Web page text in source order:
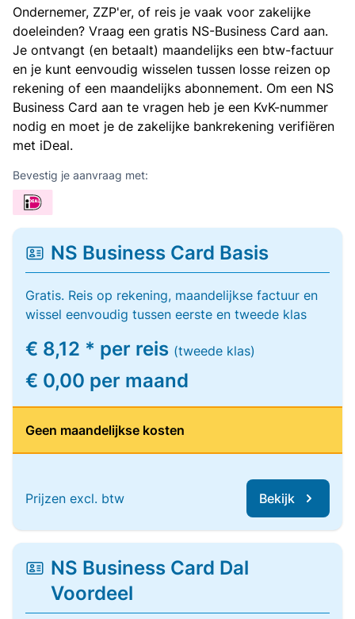
Ondernemer, ZZP'er, of reis je vaak voor zakelijke
doeleinden? Vraag een gratis NS-Business Card aan.
Je ontvangt (en betaalt) maandelijks een btw-factuur
en je kunt eenvoudig wisselen tussen losse reizen op
rekening of een maandelijks abonnement. Om een NS
Business Card aan te vragen heb je een KvK-nummer
nodig en moet je de zakelijke bankrekening verifiëren
met iDeal.
Bevestig je aanvraag met:
NS Business Card Basis
Gratis. Reis op rekening, maandelijkse factuur en
wissel eenvoudig tussen eerste en tweede klas
€ 8,12 * per reis (tweede klas)
€ 0,00 per maand
Geen maandelijkse kosten
Prijzen excl. btw Bekijk
NS Business Card Dal
Voordeel